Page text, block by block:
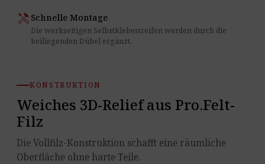
handyman Schnelle Montage
Die werkseitigen Selbstklebestreifen werden durch die
beiliegenden Dübel ergänzt.
KONSTRUKTION
Weiches 3D-Relief aus Pro.Felt-
Filz
Die Vollfilz-Konstruktion schafft eine räumliche
Oberfläche ohne harte Teile.